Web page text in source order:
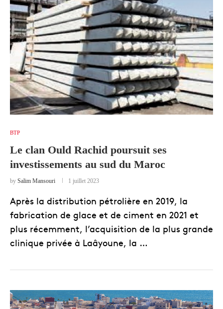
BTP
Le clan Ould Rachid poursuit ses
investissements au sud du Maroc
by Salim Mansouri 1 juillet 2023
Après la distribution pétrolière en 2019, la
fabrication de glace et de ciment en 2021 et
plus récemment, l’acquisition de la plus grande
clinique privée à Laâyoune, la …